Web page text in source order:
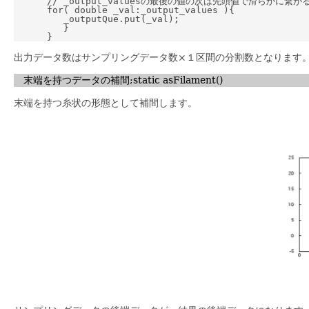
      for( double _val:_output_values ){
         _outputQue.put(_val);
         }
出力データ数はサンプリングデータ数×１区間の分割数となります
末端を持つデータの補間;static asFilament()
末端を持つ糸状の形態として補間します。